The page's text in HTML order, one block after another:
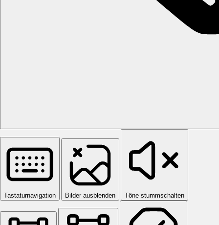
Tastaturnavigation Bilder ausblenden Töne stummschalten